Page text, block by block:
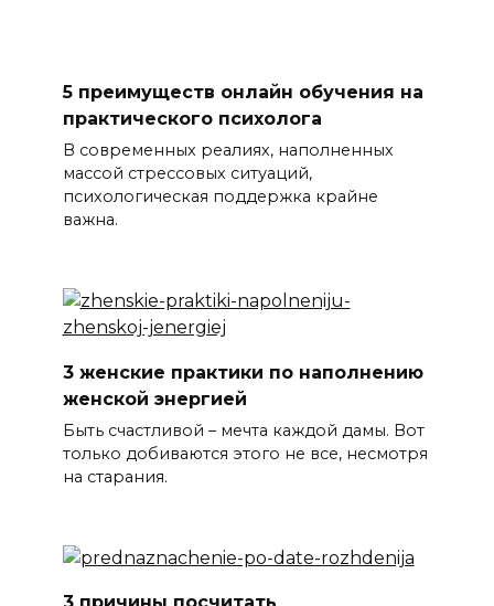
5 преимуществ онлайн обучения на
практического психолога
В современных реалиях, наполненных
массой стрессовых ситуаций,
психологическая поддержка крайне
важна.
3 женские практики по наполнению
женской энергией
Быть счастливой – мечта каждой дамы. Вот
только добиваются этого не все, несмотря
на старания.